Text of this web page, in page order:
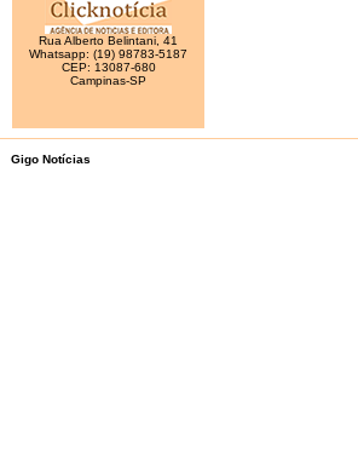
Rua Alberto Belintani, 41
Whatsapp: (19) 98783-5187
CEP: 13087-680
Campinas-SP
Gigo Notícias